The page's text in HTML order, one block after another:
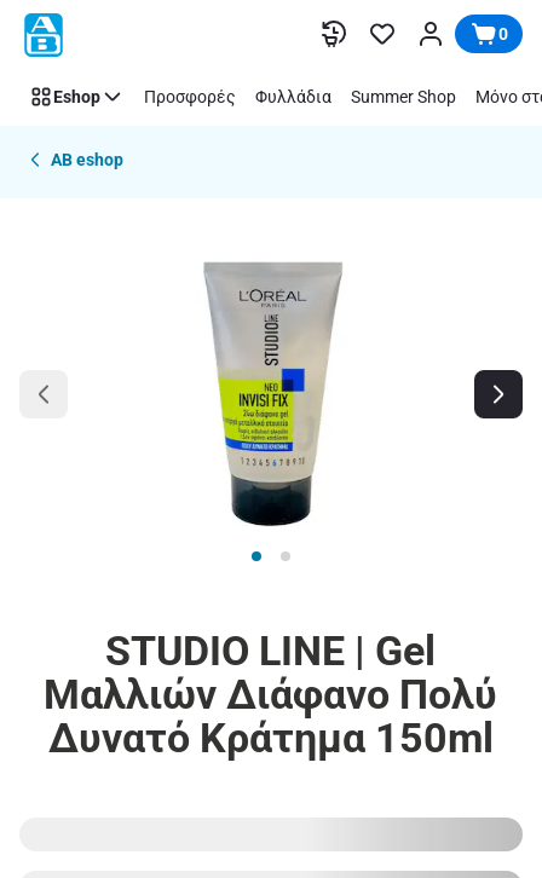
Παράλειψη 0
Eshop Προσφορές Φυλλάδια Summer Shop Μόνο
AB eshop
STUDIO LINE | Gel
Μαλλιών Διάφανο Πολύ
Δυνατό Κράτημα 150ml